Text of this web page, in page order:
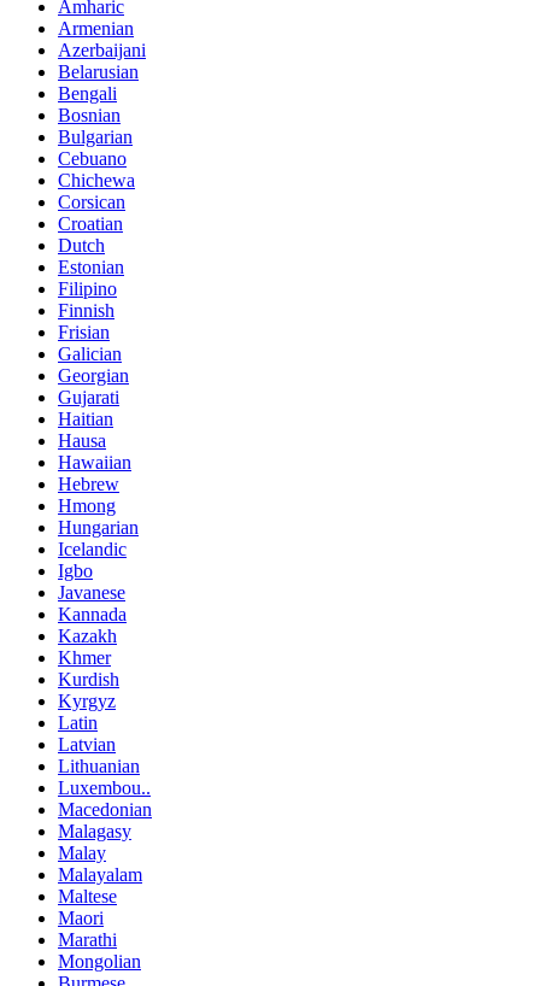
Amharic
Armenian
Azerbaijani
Belarusian
Bengali
Bosnian
Bulgarian
Cebuano
Chichewa
Corsican
Croatian
Dutch
Estonian
Filipino
Finnish
Frisian
Galician
Georgian
Gujarati
Haitian
Hausa
Hawaiian
Hebrew
Hmong
Hungarian
Icelandic
Igbo
Javanese
Kannada
Kazakh
Khmer
Kurdish
Kyrgyz
Latin
Latvian
Lithuanian
Luxembou..
Macedonian
Malagasy
Malay
Malayalam
Maltese
Maori
Marathi
Mongolian